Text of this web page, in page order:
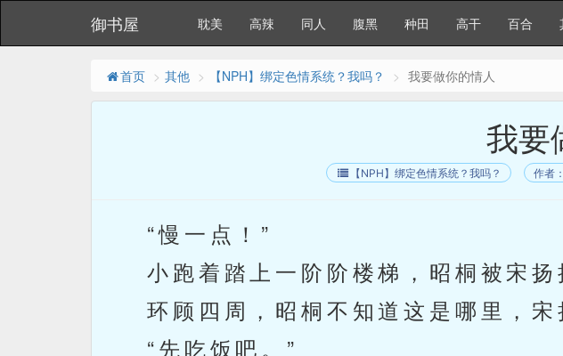
御书屋 耽美 高辣 同人 腹黑 种田 高干 百合
首页 其他 【NPH】绑定色情系统？我吗？ 我要做你的情人
我要
【NPH】绑定色情系统？我吗？ 作者
“慢一点！”
小跑着踏上一阶阶楼梯，昭桐被宋扬
环顾四周，昭桐不知道这是哪里，宋
“先吃饭吧。”